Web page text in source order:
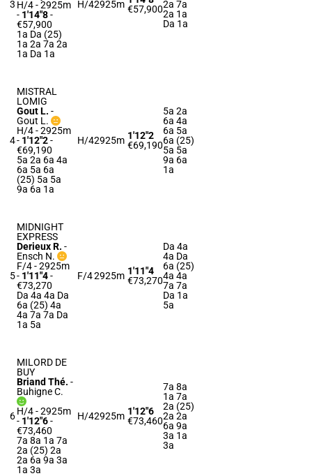
3 H/4 - 2925m
- 1'14"8-
€57,900
1a Da (25)
1a 2a 7a 2a
1a Da 1a
H/42925m €57,9002a 7a
2a 1a
Da 1a
4
MISTRAL
LOMIG
Gout L. -
Gout L.
H/4 - 2925m
- 1'12"2-
€69,190
5a 2a 6a 4a
6a 5a 6a
(25) 5a 5a
9a 6a 1a
H/42925m 1'12"2
€69,190
5a 2a
6a 4a
6a 5a
6a (25)
5a 5a
9a 6a
1a
5
MIDNIGHT
EXPRESS
Derieux R. -
Ensch N.
F/4 - 2925m
- 1'11"4-
€73,270
Da 4a 4a Da
6a (25) 4a
4a 7a 7a Da
1a 5a
F/42925m 1'11"4
€73,270
Da 4a
4a Da
6a (25)
4a 4a
7a 7a
Da 1a
5a
6
MILORD DE
BUY
Briand Thé. -
Buhigne C.
H/4 - 2925m
- 1'12"6-
€73,460
7a 8a 1a 7a
2a (25) 2a
2a 6a 9a 3a
1a 3a
H/42925m 1'12"6
€73,460
7a 8a
1a 7a
2a (25)
2a 2a
6a 9a
3a 1a
3a